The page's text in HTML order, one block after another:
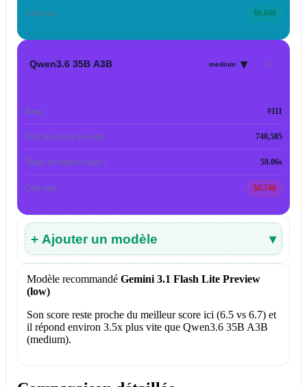
Coût total $0.646
Qwen3.6 35B A3B medium ▾
Rang #111
Total des jetons de sortie 740,585
Temps de réponse (moy.) 58.06s
Coût total $0.746
+ Ajouter un modèle ▾
Modèle recommandé Gemini 3.1 Flash Lite Preview
(low)
Son score reste proche du meilleur score ici (6.5 vs 6.7) et
il répond environ 3.5x plus vite que Qwen3.6 35B A3B
(medium).